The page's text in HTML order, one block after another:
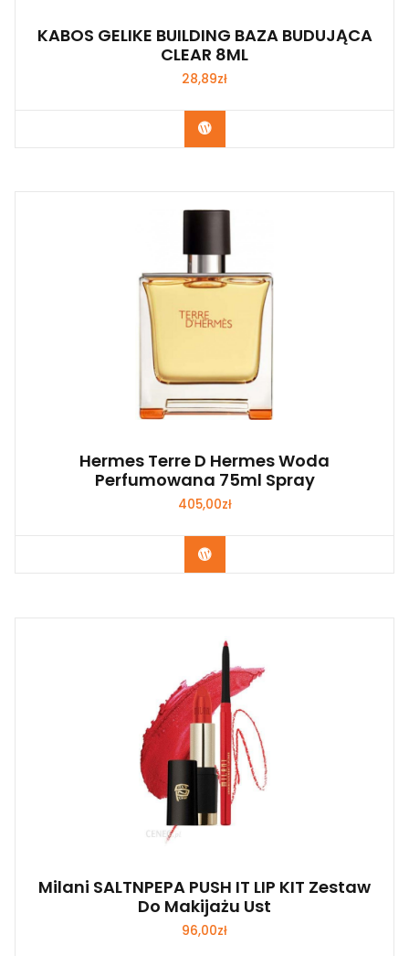
KABOS GELIKE BUILDING BAZA BUDUJĄCA
CLEAR 8ML
28,89zł
Zobacz
Hermes Terre D Hermes Woda
Perfumowana 75ml Spray
405,00zł
Zobacz
Milani SALTNPEPA PUSH IT LIP KIT Zestaw
Do Makijażu Ust
96,00zł